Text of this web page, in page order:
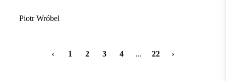
Piotr Wróbel
1 2 3 4 ... 22